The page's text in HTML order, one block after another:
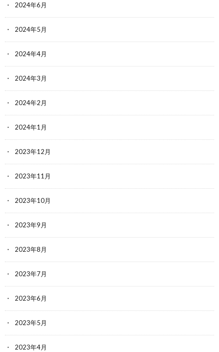
2024年6月
2024年5月
2024年4月
2024年3月
2024年2月
2024年1月
2023年12月
2023年11月
2023年10月
2023年9月
2023年8月
2023年7月
2023年6月
2023年5月
2023年4月